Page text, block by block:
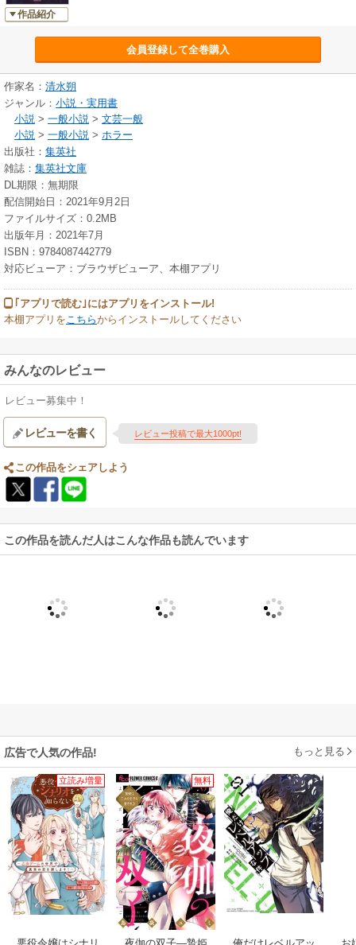
作品紹介
会員登録して全巻購入
作家名： 清水朔
ジャンル： 小説・実用書
小説 > 一般小説 > 文芸一般
小説 > 一般小説 > ホラー
出版社： 集英社
雑誌： 集英社文庫
DL期限：無期限
配信開始日：2021年9月2日
ファイルサイズ：0.2MB
出版年月：2021年7月
ISBN：9784087442779
対応ビューア：ブラウザビューア、本棚アプリ
｢アプリで読む｣にはアプリをインストール!
本棚アプリをこちらからインストールしてください
みんなのレビュー
レビュー募集中！
レビューを書く レビュー投稿で最大1000pt!
この作品をシェアしよう
この作品を読んだ人はこんな作品も読んでいます
広告で人気の作品! もっと見る
立読み増量 無料